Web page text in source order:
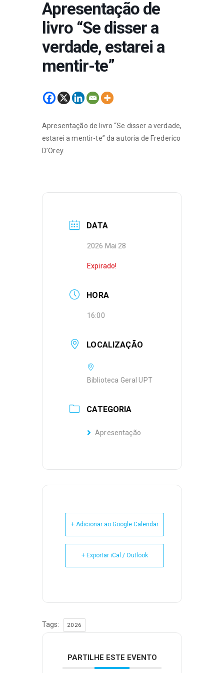
Apresentação de
livro “Se disser a
verdade, estarei a
mentir-te”
Apresentação de livro “Se disser a verdade,
estarei a mentir-te” da autoria de Frederico
D’Orey.
DATA
2026 Mai 28
Expirado!
HORA
16:00
LOCALIZAÇÃO
Biblioteca Geral UPT
CATEGORIA
Apresentação
+ Adicionar ao Google Calendar
+ Exportar iCal / Outlook
Tags: 2026
PARTILHE ESTE EVENTO